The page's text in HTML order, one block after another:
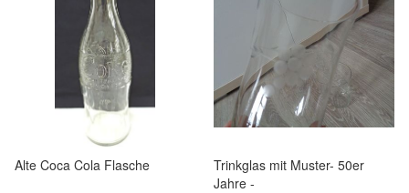
Alte Coca Cola Flasche
Trinkglas mit Muster- 50er
Jahre -